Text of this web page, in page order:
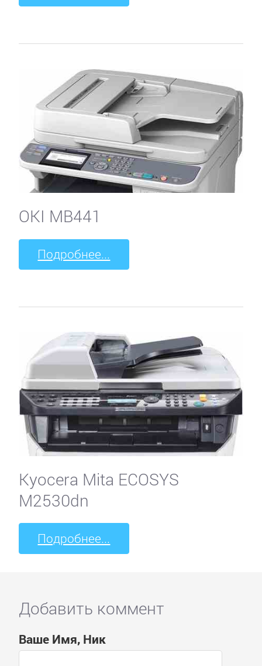
OKI MB441
Подробнее...
Kyocera Mita ECOSYS
M2530dn
Подробнее...
Добавить коммент
Ваше Имя, Ник